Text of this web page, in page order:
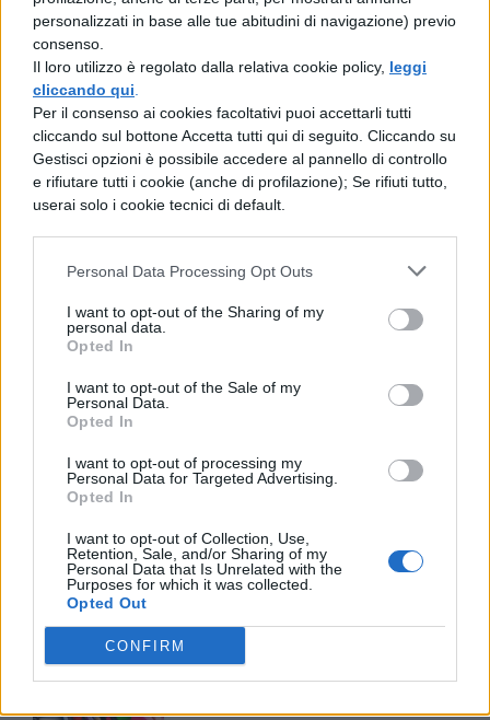
personalizzati in base alle tue abitudini di navigazione) previo
consenso.
Il loro utilizzo è regolato dalla relativa cookie policy, leggi
cliccando qui
Per il consenso ai cookies facoltativi puoi accettarli tutti
cliccando sul bottone Accetta tutti qui di seguito. Cliccando su
Gestisci opzioni è possibile accedere al pannello di controllo
e rifiutare tutti i cookie (anche di profilazione); Se rifiuti tutto,
userai solo i cookie tecnici di default.
Personal Data Processing Opt Outs
I want to opt-out of the Sharing of my
personal data.
Opted In
I want to opt-out of the Sale of my
Personal Data.
Opted In
I want to opt-out of processing my
Personal Data for Targeted Advertising.
Opted In
I want to opt-out of Collection, Use,
Retention, Sale, and/or Sharing of my
Personal Data that Is Unrelated with the
Purposes for which it was collected.
Opted Out
CONFIRM
tutt’altro : ne mette in luce alcuni aspetti
contraddittori senza voler offendere
nessuno. Nello show avremo anche la
splendida interpretazione di Michael
Bublè! A quanto pare resta solo da scoprire
quali saranno gli attori che interpreteranno
il bue e l’asinello!
TI POTREBBE INTERESSARE
Carta docente 2026,
blocco del 31 agosto:
come spendere il
scadenza